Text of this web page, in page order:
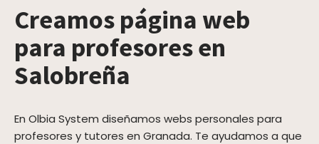
Creamos página web
para profesores en
Salobreña
En Olbia System diseñamos webs personales para
profesores y tutores en Granada. Te ayudamos a que